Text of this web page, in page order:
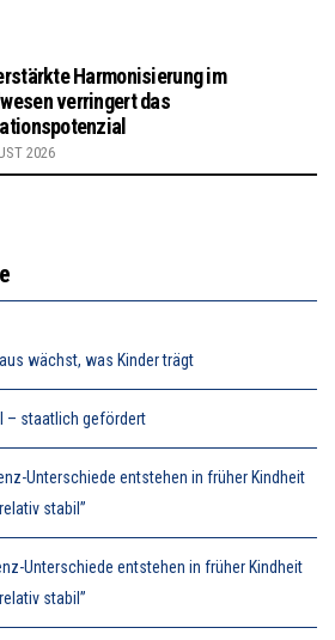
Harmonisierung im
verringert das
2026
wächst, was Kinder trägt
– staatlich gefördert
Unterschiede entstehen in früher Kindheit
stabil”
Unterschiede entstehen in früher Kindheit
stabil”